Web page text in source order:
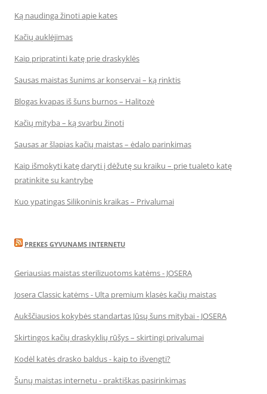
Ką naudinga žinoti apie kates
Kačių auklėjimas
Kaip pripratinti katę prie draskyklės
Sausas maistas šunims ar konservai – ką rinktis
Blogas kvapas iš šuns burnos – Halitozė
Kačių mityba – ką svarbu žinoti
Sausas ar šlapias kačių maistas – ėdalo parinkimas
Kaip išmokyti katę daryti į dėžutę su kraiku – prie tualeto katę
pratinkite su kantrybe
Kuo ypatingas Silikoninis kraikas – Privalumai
PREKES GYVUNAMS INTERNETU
Geriausias maistas sterilizuotoms katėms - JOSERA
Josera Classic katėms - Ulta premium klasės kačių maistas
Aukščiausios kokybės standartas Jūsų šuns mitybai - JOSERA
Skirtingos kačių draskyklių rūšys – skirtingi privalumai
Kodėl katės drasko baldus - kaip to išvengti?
Šunų maistas internetu - praktiškas pasirinkimas